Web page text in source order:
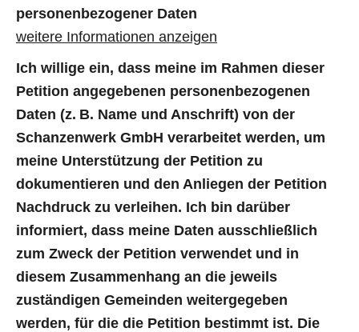
personenbezogener Daten
weitere Informationen anzeigen
Ich willige ein, dass meine im Rahmen dieser
Petition angegebenen personenbezogenen
Daten (z. B. Name und Anschrift) von der
Schanzenwerk GmbH verarbeitet werden, um
meine Unterstützung der Petition zu
dokumentieren und den Anliegen der Petition
Nachdruck zu verleihen. Ich bin darüber
informiert, dass meine Daten ausschließlich
zum Zweck der Petition verwendet und in
diesem Zusammenhang an die jeweils
zuständigen Gemeinden weitergegeben
werden, für die die Petition bestimmt ist. Die